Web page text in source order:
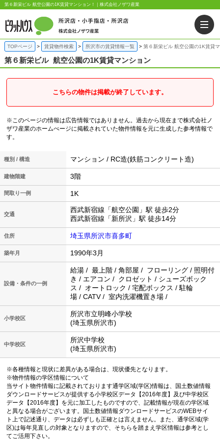
第６新栄ビル 航空公園の1K賃貸マンション！｜株式会社ノザワ産業
TOPページ 賃貸物件検索 所沢市の賃貸情報一覧 第６新栄ビル 航空公園の1K賃貸
第６新栄ビル 航空公園の1K賃貸マンション
こちらの物件は掲載が終了しています。
※このページの情報は広告情報ではありません。過去から現在まで株式会社ノ
ザワ産業のホームぺージに掲載されていた物件情報を元に生成した参考情報で
す。
種別 / 構造 マンション / RC造(鉄筋コンクリート造)
建物階建 3階
間取り一例 1K
交通
西武新宿線「航空公園」駅 徒歩2分
西武新宿線「新所沢」駅 徒歩14分
住所 埼玉県所沢市喜多町
築年月 1990年3月
設備・条件の一例
給湯 / 最上階 / 角部屋 / フローリング / 照明付
き / エアコン / クロゼット / シューズボック
ス / オートロック / 宅配ボックス / 駐輪
場 / CATV / 室内洗濯機置き場 /
小学校区
所沢市立明峰小学校
(埼玉県所沢市)
中学校区
所沢中学校
(埼玉県所沢市)
※各種情報と現状に差異がある場合は、現状優先となります。
※物件情報の学区情報について
当サイト物件情報に記載されております通学区域(学区)情報は、国土数値情報
ダウンロードサービスが提供する小学校区データ【2016年度】及び中学校区
データ【2016年度】を元に加工したものですので、記載情報が現在の学区域
と異なる場合がございます。国土数値情報ダウンロードサービスのWEBサイ
ト上で記述通り、データは必ずしも正確とは言えません。また、通学区域(学
区)は毎年見直しの対象となりますので、そちらを踏まえ学区情報は参考とし
てご活用下さい。